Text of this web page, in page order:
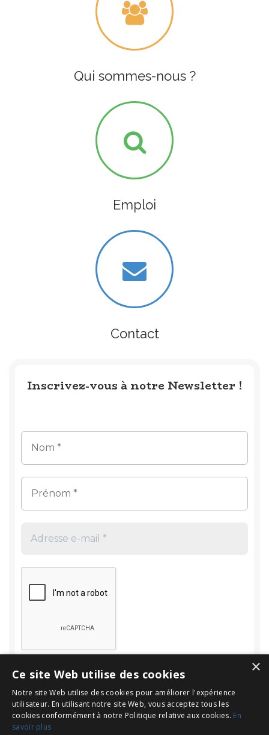
Qui sommes-nous ?
Emploi
Contact
Inscrivez-vous à notre Newsletter !
×
Ce site Web utilise des cookies
Notre site Web utilise des cookies pour améliorer l'expérience
utilisateur. En utilisant notre site Web, vous acceptez tous les
cookies conformément à notre Politique relative aux cookies. En
savoir plus